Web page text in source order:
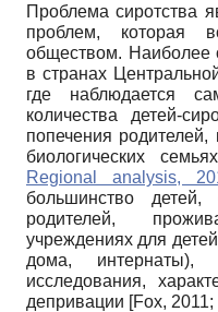
Проблема сиротства
проблем, которая
обществом. Наиболее
в странах
где наблюдается
количества детей-
попечения
биологических
Regional analysis,
большинство детей,
родителей,
учреждениях для
дома, интернаты),
исследования,
депривации [Fox, 2011;